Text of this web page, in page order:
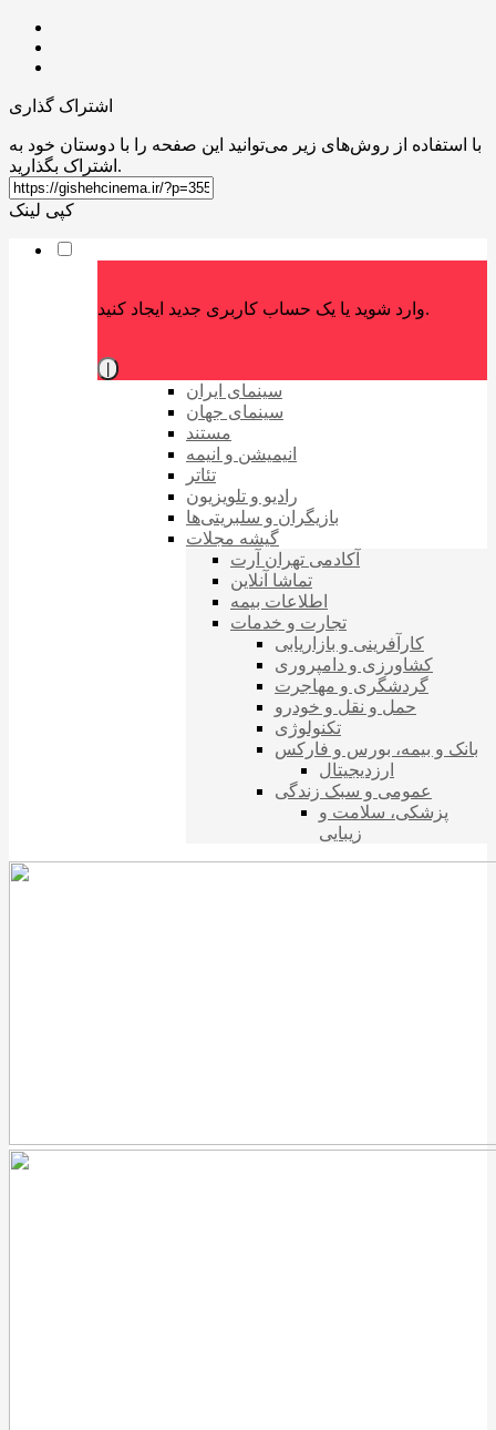
اشتراک گذاری
با استفاده از روش‌های زیر می‌توانید این صفحه را با دوستان خود به
اشتراک بگذارید.
کپی لینک
وارد شوید یا یک حساب کاربری جدید ایجاد کنید.
سینمای ایران
سینمای جهان
مستند
انیمیشن و انیمه
تئاتر
رادیو و تلویزیون
بازیگران و سلبریتی‌ها
گیشه مجلات
آکادمی تهران آرت
تماشا آنلاین
اطلاعات بیمه
تجارت و خدمات
کارآفرینی و بازاریابی
کشاورزی و دامپروری
گردشگری و مهاجرت
حمل و نقل و خودرو
تکنولوژی
بانک و بیمه، بورس و فارکس
ارزدیجیتال
عمومی و سبک زندگی
پزشکی، سلامت و
زیبایی